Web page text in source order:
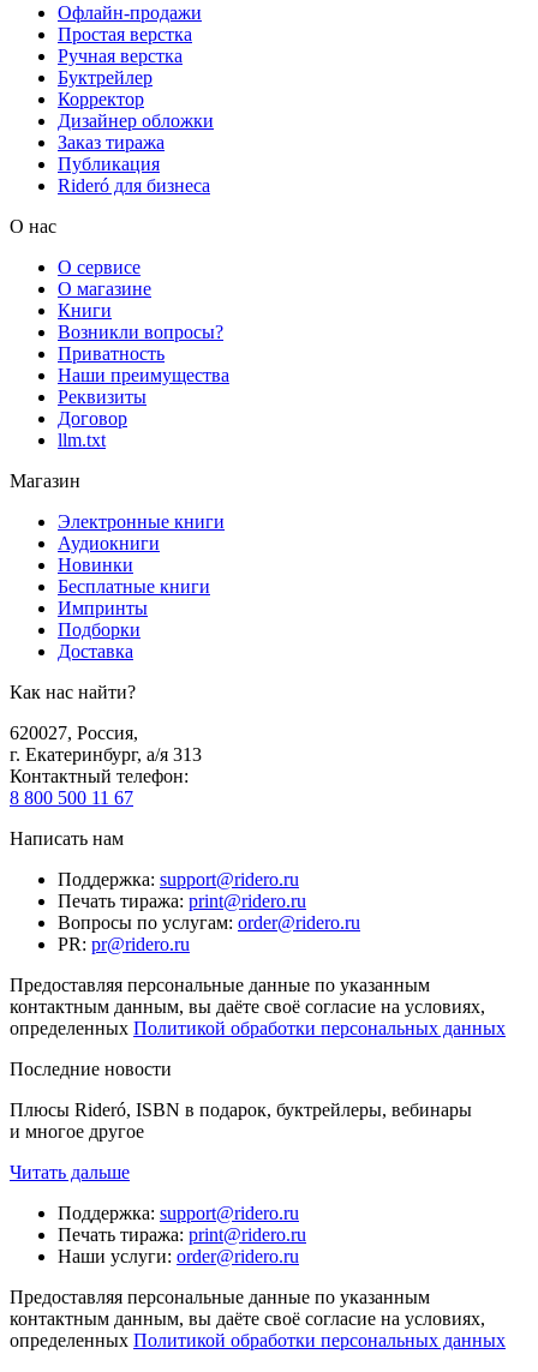
Офлайн-продажи
Простая верстка
Ручная верстка
Буктрейлер
Корректор
Дизайнер обложки
Заказ тиража
Публикация
Rideró для бизнеса
О нас
О сервисе
О магазине
Книги
Возникли вопросы?
Приватность
Наши преимущества
Реквизиты
Договор
llm.txt
Магазин
Электронные книги
Аудиокниги
Новинки
Бесплатные книги
Импринты
Подборки
Доставка
Как нас найти?
620027, Россия,
г. Екатеринбург, а/я 313
Контактный телефон:
8 800 500 11 67
Написать нам
Поддержка: support@ridero.ru
Печать тиража: print@ridero.ru
Вопросы по услугам: order@ridero.ru
PR: pr@ridero.ru
Предоставляя персональные данные по указанным
контактным данным, вы даёте своё согласие на условиях,
определенных Политикой обработки персональных данных
Последние новости
Плюсы Rideró, ISBN в подарок, буктрейлеры, вебинары
и многое другое
Читать дальше
Поддержка: support@ridero.ru
Печать тиража: print@ridero.ru
Наши услуги: order@ridero.ru
Предоставляя персональные данные по указанным
контактным данным, вы даёте своё согласие на условиях,
определенных Политикой обработки персональных данных